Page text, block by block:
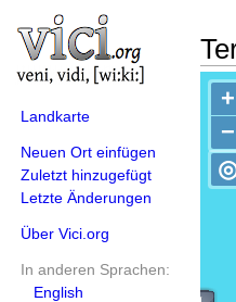
Landkarte
Neuen Ort einfügen
Zuletzt hinzugefügt
Letzte Änderungen
Über Vici.org
In anderen Sprachen:
English
+
−